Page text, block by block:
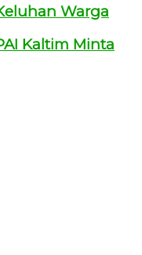
Warga
Kaltim Minta